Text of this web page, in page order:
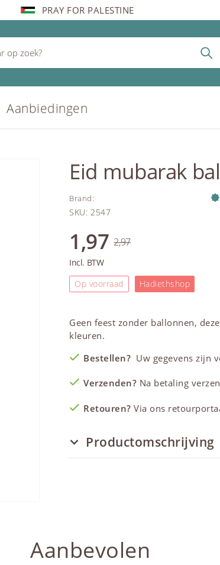
PRAY FOR PALESTINE
Aanbiedingen
Eid mubarak
Brand:
SKU: 2547
1,97 2,97
Incl. BTW
Op voorraad
Hadiethshop
Geen feest zonder ballonnen,
kleuren.
Bestellen? Uw gegevens zijn
Verzenden? Na betaling
Retouren? Via ons
Productomschrijving
Aanbevolen